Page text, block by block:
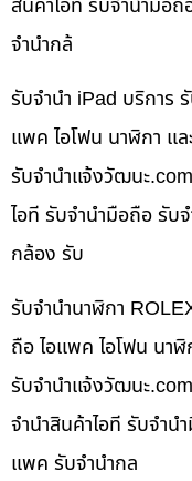
จำนำกล้
รับจำนำ iPad บริการ
แพค ไอโฟน นาฬิกา แ
รับจํานําแจ้งวัฒนะ
ไอที รับจำนำมือถือ รับ
กล้อง รับ
รับจำนำนาฬิกา
ถือ ไอแพค ไอโฟน นา
รับจํานําแจ้งวัฒนะ
จำนำสินค้าไอที รับจำน
แพค รับจำนำกล